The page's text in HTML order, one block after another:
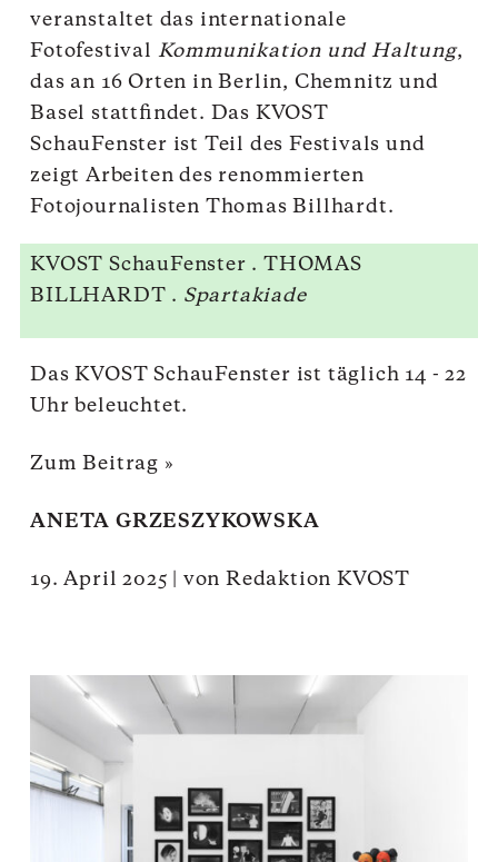
veranstaltet das internationale
Fotofestival Kommunikation und Haltung,
das an 16 Orten in Berlin, Chemnitz und
Basel stattfindet. Das KVOST
SchauFenster ist Teil des Festivals und
zeigt Arbeiten des renommierten
Fotojournalisten Thomas Billhardt.
KVOST SchauFenster . THOMAS
BILLHARDT . Spartakiade
Das KVOST SchauFenster ist täglich 14 - 22
Uhr beleuchtet.
Zum Beitrag »
ANETA GRZESZYKOWSKA
19. April 2025 vonRedaktion KVOST